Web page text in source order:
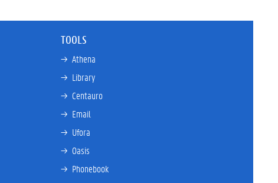
TOOLS
→ Athena
→ Library
→ Centauro
→ Email
→ Ufora
→ Oasis
→ Phonebook